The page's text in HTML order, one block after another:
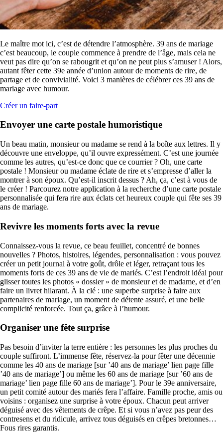
Le maître mot ici, c’est de détendre l’atmosphère. 39 ans de mariage
c’est beaucoup, le couple commence à prendre de l’âge, mais cela ne
veut pas dire qu’on se rabougrit et qu’on ne peut plus s’amuser ! Alors,
autant fêter cette 39e année d’union autour de moments de rire, de
partage et de convivialité. Voici 3 manières de célébrer ces 39 ans de
mariage avec humour.
Créer un faire-part
Envoyer une carte postale humoristique
Un beau matin, monsieur ou madame se rend à la boîte aux lettres. Il y
découvre une enveloppe, qu’il ouvre expressément. C’est une journée
comme les autres, qu’est-ce donc que ce courrier ? Oh, une carte
postale ! Monsieur ou madame éclate de rire et s’empresse d’aller la
montrer à son époux. Qu’est-il inscrit dessus ? Ah, ça, c’est à vous de
le créer ! Parcourez notre application à la recherche d’une carte postale
personnalisée qui fera rire aux éclats cet heureux couple qui fête ses 39
ans de mariage.
Revivre les moments forts avec la revue
Connaissez-vous la revue, ce beau feuillet, concentré de bonnes
nouvelles ? Photos, histoires, légendes, personnalisation : vous pouvez
créer un petit journal à votre goût, drôle et léger, retraçant tous les
moments forts de ces 39 ans de vie de mariés. C’est l’endroit idéal pour
glisser toutes les photos « dossier » de monsieur et de madame, et d’en
faire un livret hilarant. À la clé : une superbe surprise à faire aux
partenaires de mariage, un moment de détente assuré, et une belle
complicité renforcée. Tout ça, grâce à l’humour.
Organiser une fête surprise
Pas besoin d’inviter la terre entière : les personnes les plus proches du
couple suffiront. L’immense fête, réservez-la pour fêter une décennie
comme les 40 ans de mariage [sur ’40 ans de mariage’ lien page fille
’40 ans de mariage’] ou même les 60 ans de mariage [sur ’60 ans de
mariage’ lien page fille 60 ans de mariage’]. Pour le 39e anniversaire,
un petit comité autour des mariés fera l’affaire. Famille proche, amis ou
voisins : organisez une surprise à votre époux. Chacun peut arriver
déguisé avec des vêtements de crêpe. Et si vous n’avez pas peur des
contresens et du ridicule, arrivez tous déguisés en crêpes bretonnes…
Fous rires garantis.